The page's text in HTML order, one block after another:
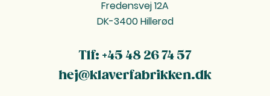
Fredensvej 12A
DK-3400 Hillerød
Tlf: +45 48 26 74 57
hej@klaverfabrikken.dk